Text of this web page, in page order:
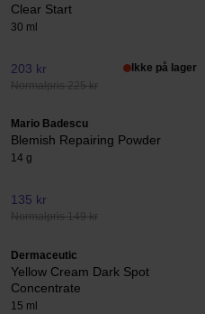
Clear Start
30 ml
203 kr
Normalpris 225 kr
Ikke på lager
Mario Badescu
Blemish Repairing Powder
14 g
135 kr
Normalpris 149 kr
Dermaceutic
Yellow Cream Dark Spot
Concentrate
15 ml